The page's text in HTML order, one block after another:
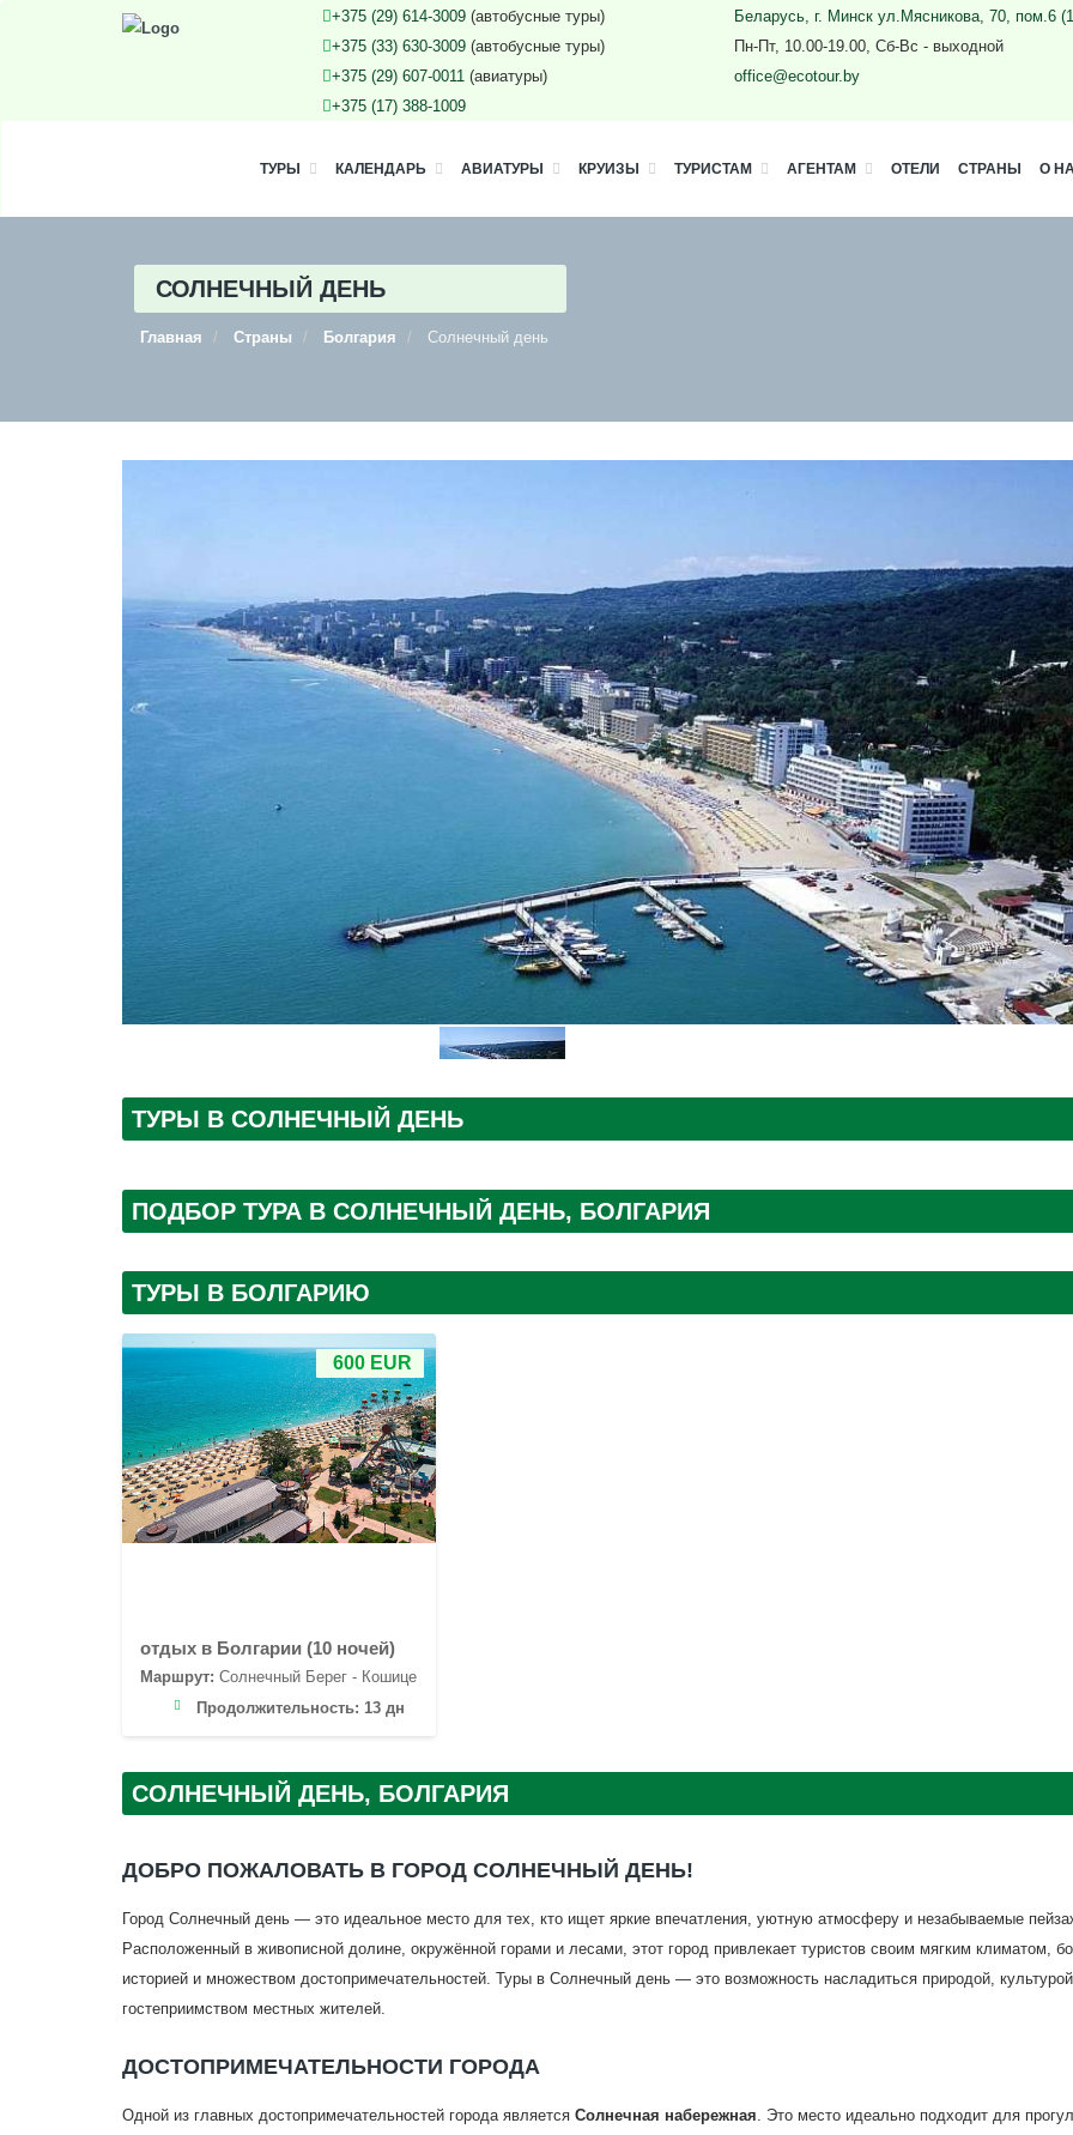
+375 (29) 614-3009(автобусные туры)
+375 (33) 630-3009(автобусные туры)
+375 (29) 607-0011(авиатуры)
+375 (17) 388-1009
Беларусь, г. Минск ул.Мясникова, 70, пом.6
Пн-Пт, 10.00-19.00, Сб-Вс - выходной
office@ecotour.by
ТУРЫ КАЛЕНДАРЬ АВИАТУРЫ КРУИЗЫ ТУРИСТАМ АГЕНТАМ ОТЕЛИ СТРАНЫ О
СОЛНЕЧНЫЙ ДЕНЬ
Главная Страны Болгария Солнечный день
ТУРЫ В СОЛНЕЧНЫЙ ДЕНЬ
ПОДБОР ТУРА В СОЛНЕЧНЫЙ ДЕНЬ, БОЛГАРИЯ
ТУРЫ В БОЛГАРИЮ
600 EUR
отдых в Болгарии (10 ночей)
Маршрут: Солнечный Берег - Кошице
Продолжительность: 13 дн
СОЛНЕЧНЫЙ ДЕНЬ, БОЛГАРИЯ
ДОБРО ПОЖАЛОВАТЬ В ГОРОД СОЛНЕЧНЫЙ ДЕНЬ!
Город Солнечный день — это идеальное место для тех, кто ищет яркие впечатления, уютную атмосферу и незабываемые
Расположенный в живописной долине, окружённой горами и лесами, этот город привлекает туристов своим мягким климатом,
историей и множеством достопримечательностей. Туры в Солнечный день — это возможность насладиться природой,
гостеприимством местных жителей.
ДОСТОПРИМЕЧАТЕЛЬНОСТИ ГОРОДА
Одной из главных достопримечательностей города является Солнечная набережная. Это место идеально подходит для